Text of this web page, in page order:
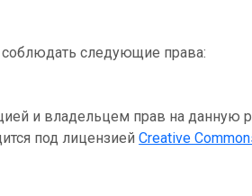
следующие права:
и владельцем прав на данную
под лицензиейCreative